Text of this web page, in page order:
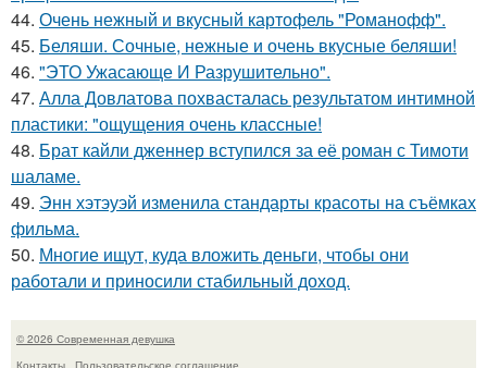
44. Очень нежный и вкусный картофель "Романофф".
45. Беляши. Сочные, нежные и очень вкусные беляши!
46. "ЭТО Ужасающе И Разрушительно".
47. Алла Довлатова похвасталась результатом интимной
пластики: "ощущения очень классные!
48. Брат кайли дженнер вступился за её роман с Тимоти
шаламе.
49. Энн хэтэуэй изменила стандарты красоты на съёмках
фильма.
50. Многие ищут, куда вложить деньги, чтобы они
работали и приносили стабильный доход.
© 2026 Современная девушка
Контакты
Пользовательское соглашение